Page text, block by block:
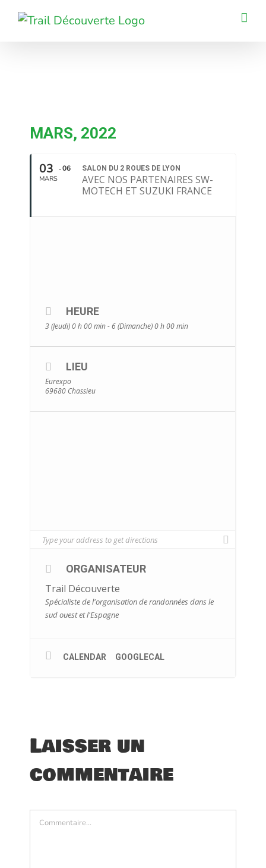
Passer
MARS, 2022
03
MARS
06 SALON DU 2 ROUES DE LYON
AVEC NOS PARTENAIRES SW-
MOTECH ET SUZUKI FRANCE
HEURE
3 (Jeudi) 0 h 00 min - 6 (Dimanche) 0 h 00 min
LIEU
Eurexpo
69680 Chassieu
ORGANISATEUR
Trail Découverte
Spécialiste de l'organisation de randonnées dans le
sud ouest et l'Espagne
CALENDAR GOOGLECAL
Laisser un
commentaire
Commentaire